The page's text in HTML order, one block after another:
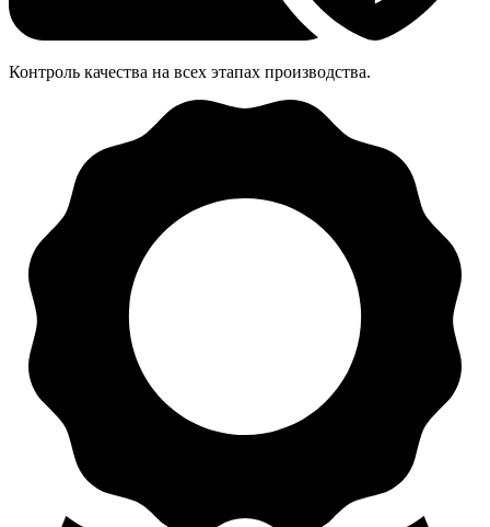
Контроль качества на всех этапах производства.